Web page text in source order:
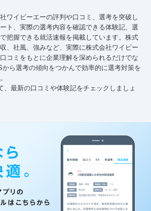
ワイビーエーの評判や口コミ、選考を突破し
ト、実際の選考内容を確認できる体験記、選
把握できる就活速報を掲載しています。株式
、社風、強みなど、実際に株式会社ワイビー
コミをもとに企業理解を深められるだけでな
から選考の傾向をつかんで効率的に選考対策を
、最新の口コミや体験記をチェックしましょ